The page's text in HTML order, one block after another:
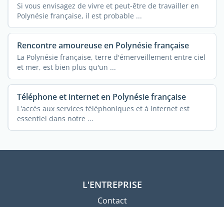
Si vous envisagez de vivre et peut-être de travailler en
Polynésie française, il est probable ...
Rencontre amoureuse en Polynésie française
La Polynésie française, terre d'émerveillement entre ciel
et mer, est bien plus qu'un ...
Téléphone et internet en Polynésie française
L'accès aux services téléphoniques et à Internet est
essentiel dans notre ...
L'ENTREPRISE
Contact